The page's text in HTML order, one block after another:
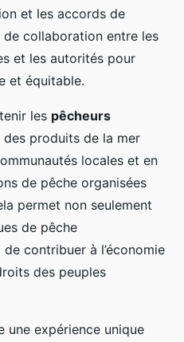
et les accords de
collaboration entre les
et les autorités pour
et équitable.
les pêcheurs
des produits de la mer
locales et en
de pêche organisées
permet non seulement
de pêche
contribuer à l’économie
des peuples
une expérience unique